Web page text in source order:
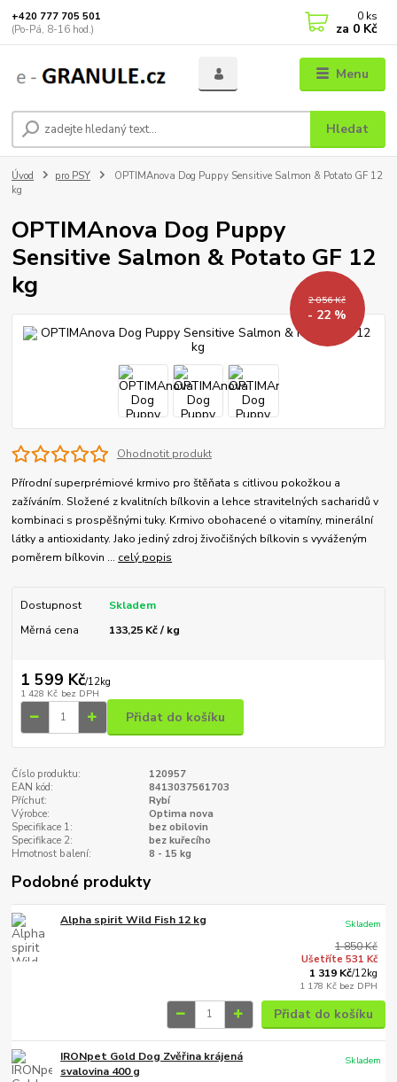
Menu
Hledat
+420 777 705 501
(Po-Pá, 8-16 hod.)
0 ks
za 0 Kč
Úvod pro PSY
OPTIMAnova Dog Puppy Sensitive Salmon & Potato GF 12
kg
OPTIMAnova Dog Puppy
Sensitive Salmon & Potato GF 12
kg
2 056 Kč
- 22 %
Ohodnotit produkt
Přírodní superprémiové krmivo pro štěňata s citlivou pokožkou a
zažíváním. Složené z kvalitních bílkovin a lehce stravitelných sacharidů v
kombinaci s prospěšnými tuky. Krmivo obohacené o vitamíny, minerální
látky a antioxidanty. Jako jediný zdroj živočišných bílkovin s vyváženým
poměrem bílkovin ... celý popis
Dostupnost
Skladem
Měrná cena
133,25 Kč / kg
1 599 Kč/12kg
1 428 Kč bez DPH
Přidat do košíku
Číslo produktu:
120957
EAN kód:
8413037561703
Příchuť:
Rybí
Výrobce:
Optima nova
Specifikace 1:
bez obilovin
Specifikace 2:
bez kuřecího
Hmotnost balení:
8 - 15 kg
Podobné produkty
Alpha spirit Wild Fish 12 kg
1 850 Kč
Ušetříte 531 Kč
1 319 Kč/12kg
1 178 Kč bez DPH
Skladem
Přidat do košíku
IRONpet Gold Dog Zvěřina krájená
svalovina 400 g
Skladem